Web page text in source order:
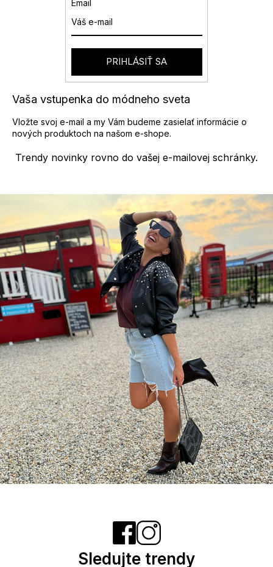
Trendy novinky rovno do vašej e-mailovej schránky.
Vaša vstupenka do módneho sveta
Vložte svoj e-mail a my Vám budeme zasielať informácie o
nových produktoch na našom e-shope.
Email
PRIHLÁSIŤ SA